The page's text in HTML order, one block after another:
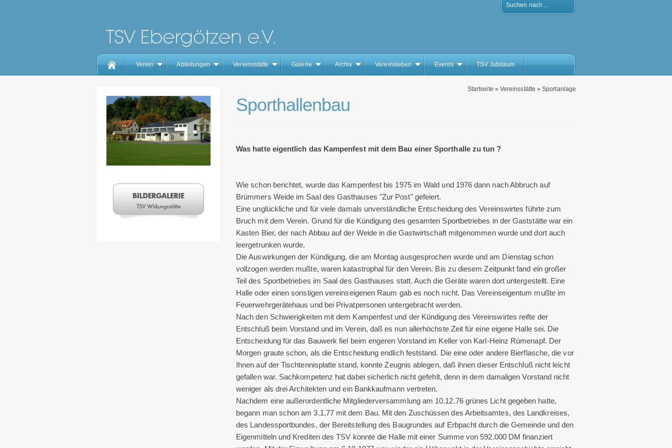
Suchen nach ...
Verein Abteilungen Vereinsstätte Galerie Archiv Vereinsleben Events TSV Jubiläum
Startseite » Vereinsstätte »Sportanlage
Sporthallenbau
Was hatte eigentlich das Kampenfest mit dem Bau einer Sporthalle zu tun ?
Wie schon berichtet, wurde das Kampenfest bis 1975 im Wald und 1976 dann nach Abbruch auf
Brümmers Weide im Saal des Gasthauses "Zur Post" gefeiert.
Eine unglückliche und für viele damals unverständliche Entscheidung des Vereinswirtes führte zum
Bruch mit dem Verein. Grund für die Kündigung des gesamten Sportbetriebes in der Gaststätte war ein
Kasten Bier, der nach Abbau auf der Weide in die Gastwirtschaft mitgenommen wurde und dort auch
leergetrunken wurde.
Die Auswirkungen der Kündigung, die am Montag ausgesprochen wurde und am Dienstag schon
vollzogen werden mußte, waren katastrophal für den Verein. Bis zu diesem Zeitpunkt fand ein großer
Teil des Sportbetriebes im Saal des Gasthauses statt. Auch die Geräte waren dort untergestellt. Eine
Halle oder einen sonstigen vereinseigenen Raum gab es noch nicht. Das Vereinseigentum mußte im
Feuerwehrgerätehaus und bei Privatpersonen untergebracht werden.
Nach den Schwierigkeiten mit dem Kampenfest und der Kündigung des Vereinswirtes reifte der
Entschluß beim Vorstand und im Verein, daß es nun allerhöchste Zeit für eine eigene Halle sei. Die
Entscheidung für das Bauwerk fiel beim engeren Vorstand im Keller von Karl-Heinz Rümenapf. Der
Morgen graute schon, als die Entscheidung endlich feststand. Die eine oder andere Bierflasche, die vor
Ihnen auf der Tischtennisplatte stand, konnte Zeugnis ablegen, daß ihnen dieser Entschluß nicht leicht
gefallen war. Sachkompetenz hat dabei sicherlich nicht gefehlt, denn in dem damaligen Vorstand nicht
weniger als drei Architekten und ein Bankkaufmann vertreten.
Nachdem eine außerordentliche Mitgliederversammlung am 10.12.76 grünes Licht gegeben hatte,
begann man schon am 3.1.77 mit dem Bau. Mit den Zuschüssen des Arbeitsamtes, des Landkreises,
des Landessportbundes, der Bereitstellung des Baugrundes auf Erbpacht durch die Gemeinde und den
Eigenmitteln und Krediten des TSV konnte die Halle mit einer Summe von 592.000 DM finanziert